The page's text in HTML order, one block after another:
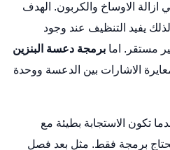
ازالة الاوساخ والكربون. الهدف
يفيد التنظيف عند وجود
مستقر. اما برمجة دعسة البنزين
الاشارات بين الدعسة ووحدة
تكون الاستجابة بطيئة مع
برمجة فقط. مثل بعد فصل